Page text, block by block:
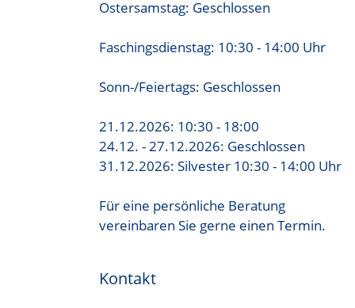
Ostersamstag: Geschlossen
Faschingsdienstag: 10:30 - 14:00 Uhr
Sonn-/Feiertags: Geschlossen
21.12.2026: 10:30 - 18:00
24.12. - 27.12.2026: Geschlossen
31.12.2026: Silvester 10:30 - 14:00 Uhr
Für eine persönliche Beratung
vereinbaren Sie gerne einen Termin.
Kontakt